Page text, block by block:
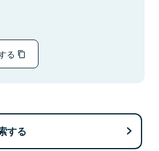
る
する